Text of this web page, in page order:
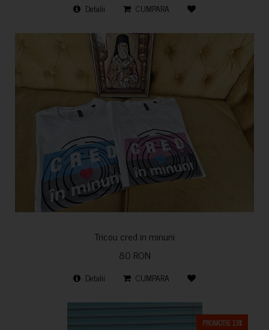
Detalii CUMPARA
Tricou cred in minuni
80 RON
Detalii CUMPARA
PROMOTIE 13%